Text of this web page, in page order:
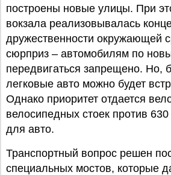
построены новые улицы. При
вокзала реализовывалась
дружественности окружающей
сюрприз – автомобилям по
передвигаться запрещено. Но,
легковые авто можно будет
Однако приоритет отдается
велосипедных стоек против
для авто.
Транспортный вопрос решен
специальных мостов, которые